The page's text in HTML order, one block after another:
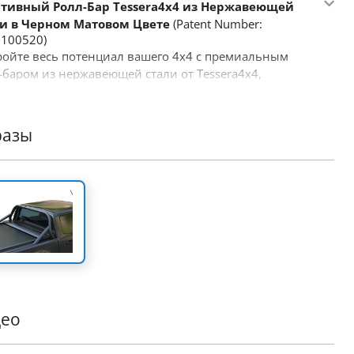
Ролл-Бар Tessera4x4 из Нержавеющей
в Черном Матовом Цвете (Patent Number:
весь потенциал вашего 4x4 с премиальным
из нержавеющей стали от Tessera4x4,
создан для тех, кто требует большего от своего
оборудования.
Конструкция из Нержавеющей
Изготовлен из труб Ø65 мм из нержавеющей стали,
ролл-бар рассчитан на суровые условия, сохраняя при
элегантный, современный вид.
с Точным Подбором:
Поддерживающая
Разработан для выдерживания больших